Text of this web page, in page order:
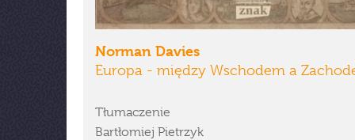
Norman Davies
Europa - między Wschodem a
Tłumaczenie
Bartłomiej Pietrzyk